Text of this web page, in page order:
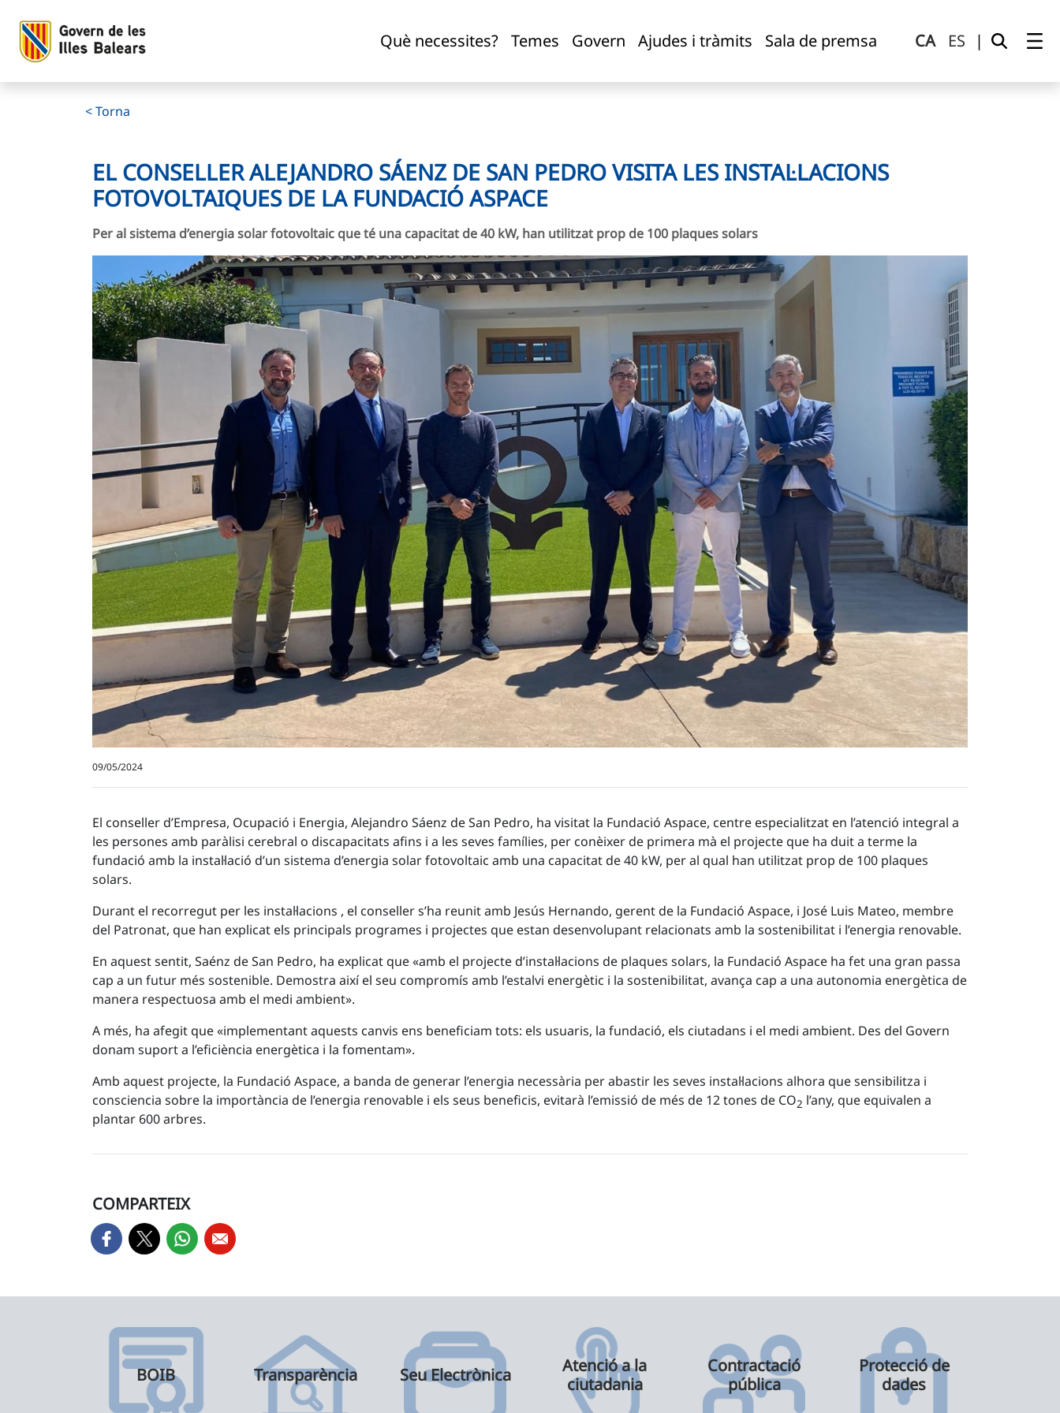
Què necessites? Temes Govern Ajudes i tràmits Sala de premsa CA ES |
< Torna
EL CONSELLER ALEJANDRO SÁENZ DE SAN PEDRO VISITA LES INSTAL·LACIONS
FOTOVOLTAIQUES DE LA FUNDACIÓ ASPACE
Per al sistema d’energia solar fotovoltaic que té una capacitat de 40 kW, han utilitzat prop de 100 plaques solars
09/05/2024
El conseller d’Empresa, Ocupació i Energia, Alejandro Sáenz de San Pedro, ha visitat la Fundació Aspace, centre especialitzat en l’atenció integral a
les persones amb paràlisi cerebral o discapacitats afins i a les seves famílies, per conèixer de primera mà el projecte que ha duit a terme la
fundació amb la instal·lació d’un sistema d’energia solar fotovoltaic amb una capacitat de 40 kW, per al qual han utilitzat prop de 100 plaques
solars.
Durant el recorregut per les instal·lacions , el conseller s’ha reunit amb Jesús Hernando, gerent de la Fundació Aspace, i José Luis Mateo, membre
del Patronat, que han explicat els principals programes i projectes que estan desenvolupant relacionats amb la sostenibilitat i l’energia renovable.
En aquest sentit, Saénz de San Pedro, ha explicat que «amb el projecte d’instal·lacions de plaques solars, la Fundació Aspace ha fet una gran passa
cap a un futur més sostenible. Demostra així el seu compromís amb l’estalvi energètic i la sostenibilitat, avança cap a una autonomia energètica de
manera respectuosa amb el medi ambient».
A més, ha afegit que «implementant aquests canvis ens beneficiam tots: els usuaris, la fundació, els ciutadans i el medi ambient. Des del Govern
donam suport a l’eficiència energètica i la fomentam».
Amb aquest projecte, la Fundació Aspace, a banda de generar l’energia necessària per abastir les seves instal·lacions alhora que sensibilitza i
consciencia sobre la importància de l’energia renovable i els seus beneficis, evitarà l’emissió de més de 12 tones de CO2 l’any, que equivalen a
plantar 600 arbres.
COMPARTEIX
BOIB Transparència Seu Electrònica
Atenció a la
ciutadania
Contractació
pública
Protecció de
dades